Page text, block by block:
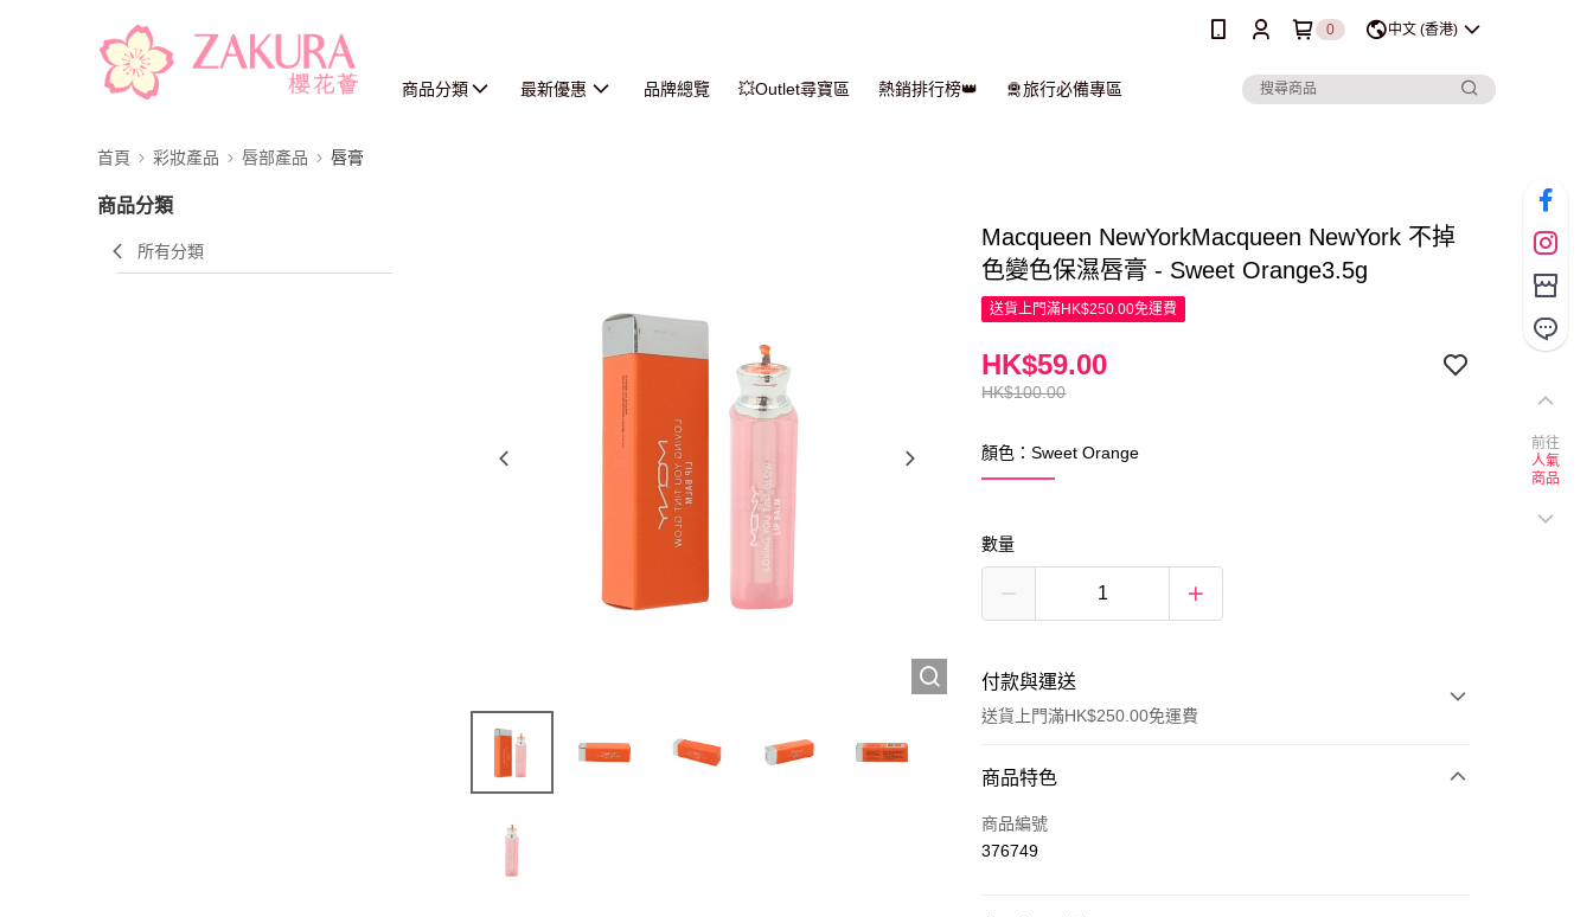
0 中文 (香港)
商品分類 最新優惠 品牌總覽 💥Outlet尋寶區 熱銷排行榜👑 🛅旅行必備專區
首頁 彩妝產品 唇部產品 唇膏
商品分類
所有分類
Macqueen NewYorkMacqueen NewYork 不掉
色變色保濕唇膏 - Sweet Orange3.5g
送貨上門滿HK$250.00免運費
HK$100.00
HK$59.00
顏色：Sweet Orange
數量
付款與運送
送貨上門滿HK$250.00免運費
付款方式
信用卡
商品特色
商品編號
376749
前往
人氣
商品